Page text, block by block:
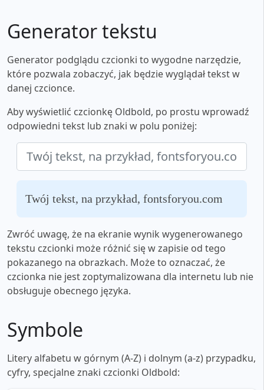
Generator tekstu
Generator podglądu czcionki to wygodne narzędzie,
które pozwala zobaczyć, jak będzie wyglądał tekst w
danej czcionce.
Aby wyświetlić czcionkę Oldbold, po prostu wprowadź
odpowiedni tekst lub znaki w polu poniżej:
Twój tekst, na przykład, fontsforyou.com
Zwróć uwagę, że na ekranie wynik wygenerowanego
tekstu czcionki może różnić się w zapisie od tego
pokazanego na obrazkach. Może to oznaczać, że
czcionka nie jest zoptymalizowana dla internetu lub nie
obsługuje obecnego języka.
Symbole
Litery alfabetu w górnym (A-Z) i dolnym (a-z) przypadku,
cyfry, specjalne znaki czcionki Oldbold: